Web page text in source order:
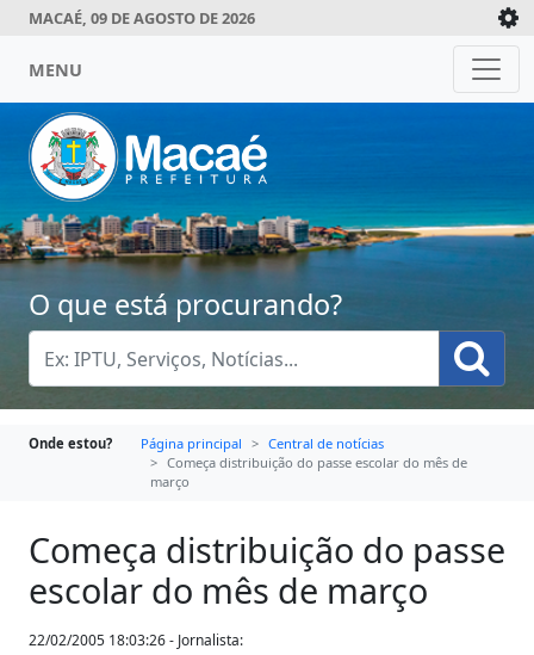
MACAÉ, 09 DE AGOSTO DE 2026
MENU
O que está procurando?
Onde estou? Página principal
Central de notícias
Começa distribuição do passe escolar do mês de
março
Começa distribuição do passe
escolar do mês de março
22/02/2005 18:03:26 - Jornalista: